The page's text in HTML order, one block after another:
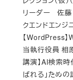
リーダー 佐藤
クエンドエン
【WordPress
当執行役員 相
講演】AI検索
ばれる」ための